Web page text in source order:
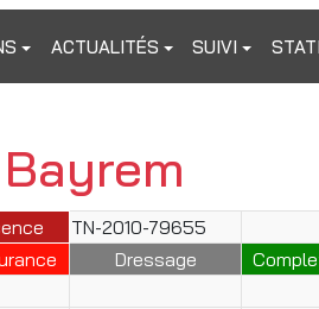
ACTUALITÉS SUIVI
TN-2010-79655
Dressage